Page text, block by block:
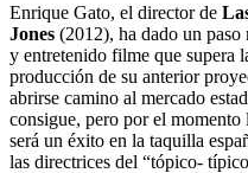
Enrique Gato, el director de
Jones (2012), ha dado un paso
y entretenido filme que supera
producción de su anterior
abrirse camino al mercado
consigue, pero por el momento
será un éxito en la taquilla
las directrices del “tópico-